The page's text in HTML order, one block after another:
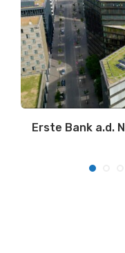
Erste Bank a.d.